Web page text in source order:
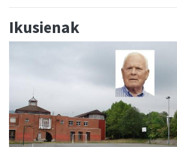
Ikusienak